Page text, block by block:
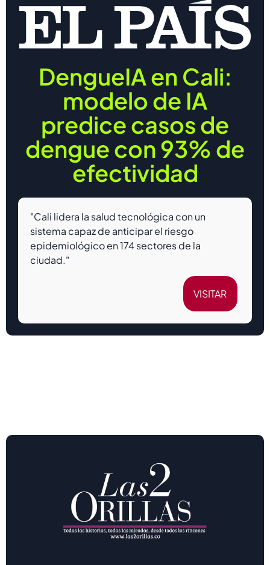
DengueIA en Cali:
modelo de IA
predice casos de
dengue con 93% de
efectividad
"Cali lidera la salud tecnológica con un
sistema capaz de anticipar el riesgo
epidemiológico en 174 sectores de la
ciudad."
VISITAR